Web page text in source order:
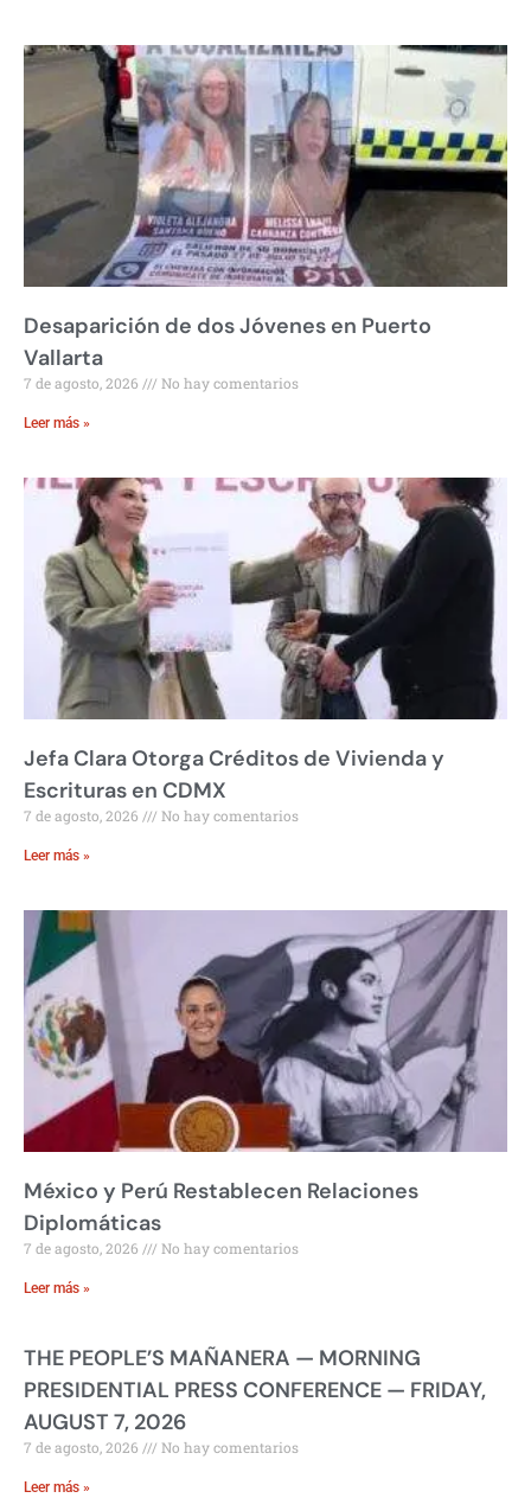
Desaparición de dos Jóvenes en Puerto
Vallarta
7 de agosto, 2026 No hay comentarios
Leer más »
Jefa Clara Otorga Créditos de Vivienda y
Escrituras en CDMX
7 de agosto, 2026 No hay comentarios
Leer más »
México y Perú Restablecen Relaciones
Diplomáticas
7 de agosto, 2026 No hay comentarios
Leer más »
THE PEOPLE’S MAÑANERA — MORNING
PRESIDENTIAL PRESS CONFERENCE — FRIDAY,
AUGUST 7, 2026
7 de agosto, 2026 No hay comentarios
Leer más »